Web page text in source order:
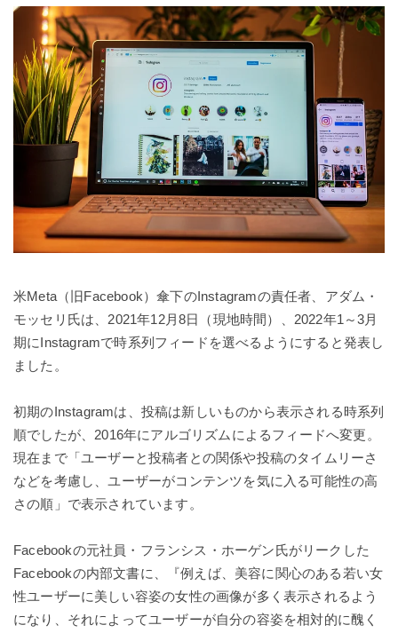
米Meta（旧Facebook）傘下のInstagramの責任者、アダム・
モッセリ氏は、2021年12月8日（現地時間）、2022年1～3月
期にInstagramで時系列フィードを選べるようにすると発表し
ました。
初期のInstagramは、投稿は新しいものから表示される時系列
順でしたが、2016年にアルゴリズムによるフィードへ変更。
現在まで「ユーザーと投稿者との関係や投稿のタイムリーさ
などを考慮し、ユーザーがコンテンツを気に入る可能性の高
さの順」で表示されています。
Facebookの元社員・フランシス・ホーゲン氏がリークした
Facebookの内部文書に、『例えば、美容に関心のある若い女
性ユーザーに美しい容姿の女性の画像が多く表示されるよう
になり、それによってユーザーが自分の容姿を相対的に醜く